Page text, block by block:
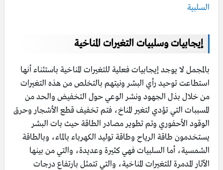
السلبية
إيجابيات وسلبيات التغيرات المناخية
بالمجمل لا يوجد إيجابيات فعلية للتغيرات المناخية باستثناء أنها
استطاعت توحيد رأي البشر ونيتهم بالتخلص من هذه التغيرات
من خلال بذل الجهود ونشر الوعي حول التخفيض والحد من
المسببات التي تؤدي لتغير المناخ، فتم تخفيف قطع الأشجار وحرق
الوقود الأحفوري وتم تطوير مصادر الطاقة حيث بات البشر
يستخدمون طاقة الرياح وطاقة توليد الكهرباء بالماء، وبالطاقة
الشمسية، أما السلبيات فهي كثيرة وعديدة، والتي من بينها
الآثار المدمرة للتغيرات المناخية، والتي تتمثل بارتفاع درجات